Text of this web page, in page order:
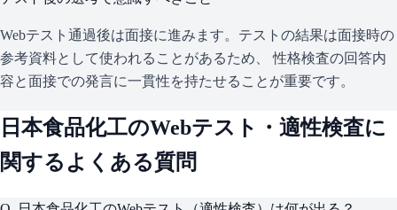
Webテスト通過後は面接に進みます。テストの結果は面接時の
参考資料として使われることがあるため、 性格検査の回答内
容と面接での発言に一貫性を持たせることが重要です。
日本食品化工のWebテスト・適性検査に
関するよくある質問